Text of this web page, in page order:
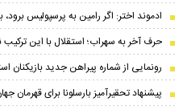
ادموند اختر: اگر رامین به پرسپولیس
حرف آخر به سهراب؛ استقلال با این
رونمایی از شماره پیراهن جدید بازیکنان
پیشنهاد تحقیرآمیز بارسلونا برای قهرمان